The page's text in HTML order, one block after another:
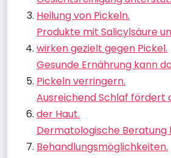
Heilung von Pickeln.
Produkte mit Salicylsäure
wirken gezielt gegen Pickel.
Gesunde Ernährung kann
Pickeln verringern.
Ausreichend Schlaf fördert
der Haut.
Dermatologische Beratung
Behandlungsmöglichkeiten.